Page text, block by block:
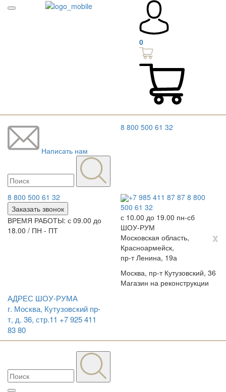
0
Написать нам
8 800 500 61 32
8 800 500 61 32
Заказать звонок
ВРЕМЯ РАБОТЫ: с 09.00 до
18.00 / ПН - ПТ
+7 985 411 87 87 8 800
500 61 32
с 10.00 до 19.00 пн-сб
ШОУ-РУМ
x
Московская область,
Красноармейск,
пр-т Ленина, 19а
Москва, пр-т Кутузовский, 36
Магазин на реконструкции
АДРЕС ШОУ-РУМА
г. Москва, Кутузовский пр-
т, д. 36, стр.11 +7 925 411
83 80